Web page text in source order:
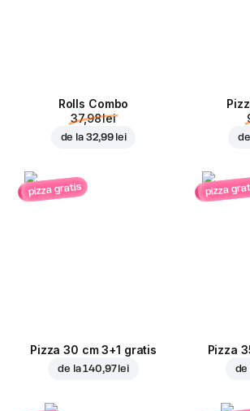
Rolls Combo
37,98 lei
de la 32,99 lei
pizza gratis
Pizza 30 cm 3+1 gratis
de la140,97 lei
pizza
Pizza
de